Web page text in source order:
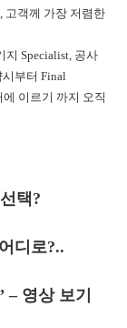
고객께 가장 저렴한
지 Specialist, 공사
시부터 Final
이르기 까지 오직
택?
디로?..
영상 보기